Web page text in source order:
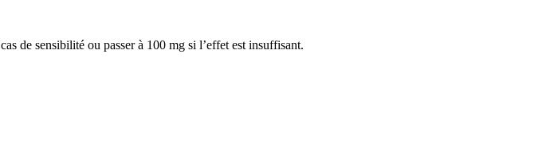
de sensibilité ou passer à 100 mg si l’effet est insuffisant.